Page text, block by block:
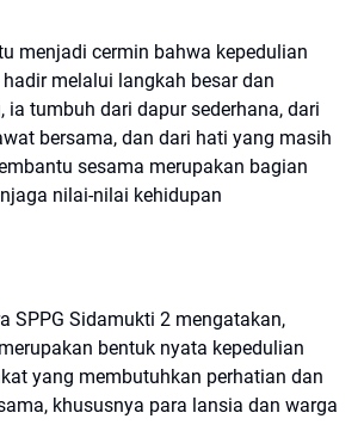
menjadi cermin bahwa kepedulian
melalui langkah besar dan
ia tumbuh dari dapur sederhana, dari
bersama, dan dari hati yang masih
sesama merupakan bagian
nilai-nilai kehidupan
SPPG Sidamukti 2 mengatakan,
bentuk nyata kepedulian
yang membutuhkan perhatian dan
khususnya para lansia dan warga